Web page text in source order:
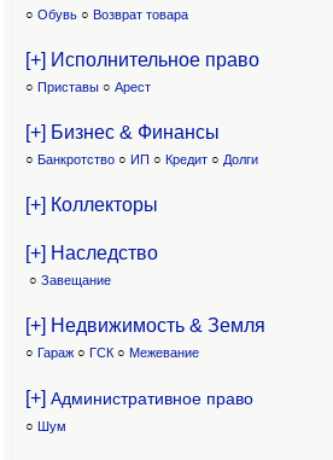
○ Обувь ○ Возврат товара
[+] Исполнительное право
○ Приставы ○ Арест
[+] Бизнес & Финансы
○ Банкротство ○ ИП ○ Кредит ○ Долги
[+] Коллекторы
[+] Наследство
○ Завещание
[+] Недвижимость & Земля
○ Гараж ○ ГСК ○ Межевание
[+] Административное право
○ Шум